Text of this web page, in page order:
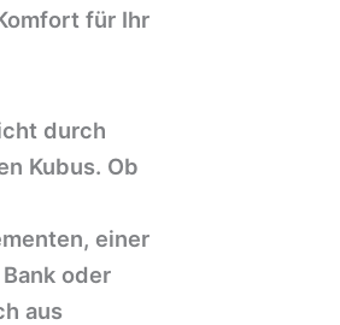
für Ihr
durch
Kubus. Ob
einer
oder
aus